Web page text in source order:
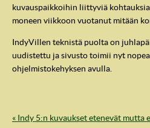
kuvauspaikkoihin liittyviä
moneen viikkoon vuotanut mitään
IndyVillen teknistä puolta on
uudistettu ja sivusto toimii nyt
ohjelmistokehyksen avulla.
« Indy 5:n kuvaukset etenevät mutta